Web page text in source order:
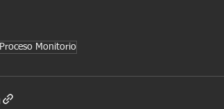
Proceso Monitorio